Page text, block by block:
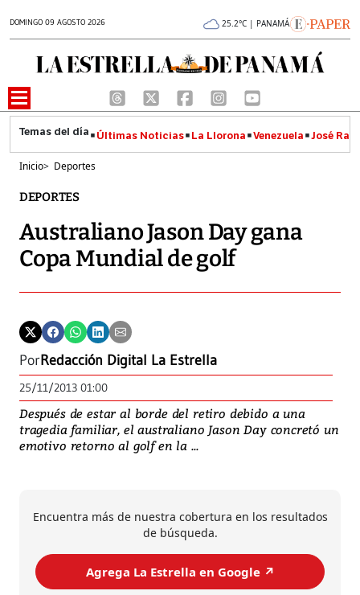
DOMINGO 09 AGOSTO 2026 25.2°C | PANAMÁ
Últimas Noticias La Llorona Venezuela José
Inicio> Deportes
DEPORTES
Australiano Jason Day gana
Copa Mundial de golf
PorRedacción Digital La Estrella
25/11/2013 01:00
Después de estar al borde del retiro debido a una
tragedia familiar, el australiano Jason Day concretó un
emotivo retorno al golf en la ...
Encuentra más de nuestra cobertura en los resultados
de búsqueda.
Agrega La Estrella en Google ↗️